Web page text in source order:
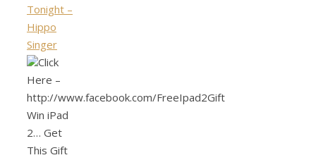
Tonight –
Hippo
Singer
Click
Here –
http://www.facebook.com/FreeIpad2Gift
Win iPad
2… Get
This Gift